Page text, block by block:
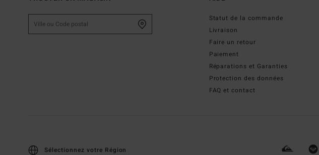
Statut de la commande
Livraison
Faire un retour
Paiement
Réparations et Garanties
Protection des données
FAQ et contact
Sélectionnez votre Région